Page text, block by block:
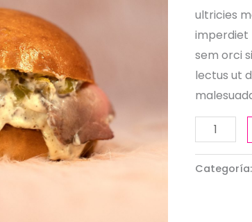
ultricies
imperdiet
sem orci
lectus ut